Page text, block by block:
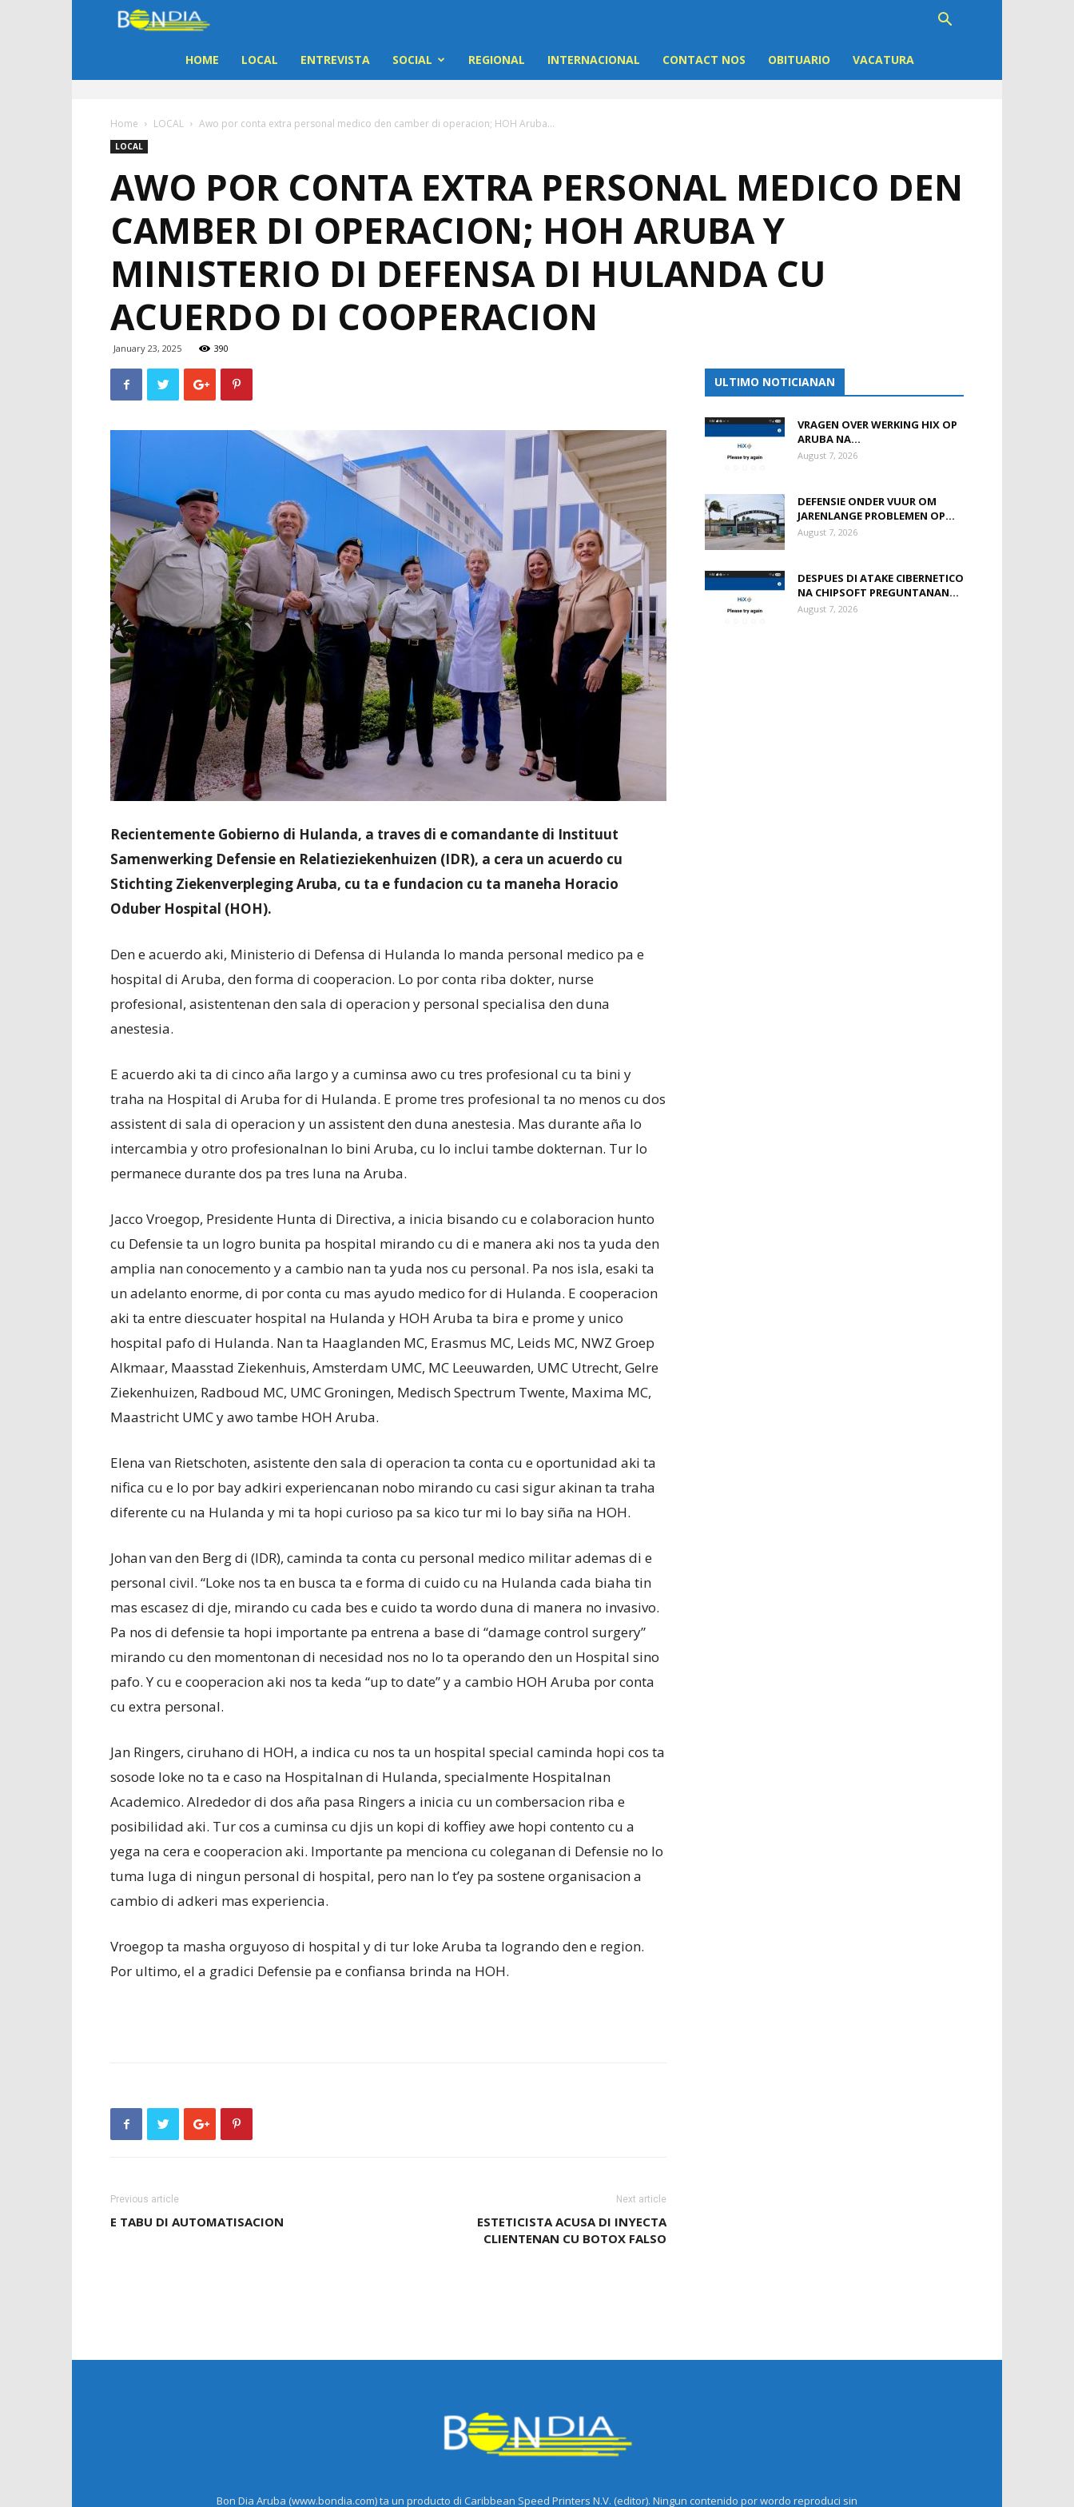
Dia
Noticia
di
Aruba
HOME LOCAL ENTREVISTA SOCIAL REGIONAL INTERNACIONAL CONTACT NOS OBITUARIO VACATURA
Home LOCAL Awo por conta extra personal medico den camber di operacion; HOH Aruba...
LOCAL
AWO POR CONTA EXTRA PERSONAL MEDICO DEN
CAMBER DI OPERACION; HOH ARUBA Y
MINISTERIO DI DEFENSA DI HULANDA CU
ACUERDO DI COOPERACION
January 23, 2025 390
Recientemente Gobierno di Hulanda, a traves di e comandante di Instituut
Samenwerking Defensie en Relatieziekenhuizen (IDR), a cera un acuerdo cu
Stichting Ziekenverpleging Aruba, cu ta e fundacion cu ta maneha Horacio
Oduber Hospital (HOH).
Den e acuerdo aki, Ministerio di Defensa di Hulanda lo manda personal medico pa e
hospital di Aruba, den forma di cooperacion. Lo por conta riba dokter, nurse
profesional, asistentenan den sala di operacion y personal specialisa den duna
anestesia.
E acuerdo aki ta di cinco aña largo y a cuminsa awo cu tres profesional cu ta bini y
traha na Hospital di Aruba for di Hulanda. E prome tres profesional ta no menos cu dos
assistent di sala di operacion y un assistent den duna anestesia. Mas durante aña lo
intercambia y otro profesionalnan lo bini Aruba, cu lo inclui tambe dokternan. Tur lo
permanece durante dos pa tres luna na Aruba.
Jacco Vroegop, Presidente Hunta di Directiva, a inicia bisando cu e colaboracion hunto
cu Defensie ta un logro bunita pa hospital mirando cu di e manera aki nos ta yuda den
amplia nan conocemento y a cambio nan ta yuda nos cu personal. Pa nos isla, esaki ta
un adelanto enorme, di por conta cu mas ayudo medico for di Hulanda. E cooperacion
aki ta entre diescuater hospital na Hulanda y HOH Aruba ta bira e prome y unico
hospital pafo di Hulanda. Nan ta Haaglanden MC, Erasmus MC, Leids MC, NWZ Groep
Alkmaar, Maasstad Ziekenhuis, Amsterdam UMC, MC Leeuwarden, UMC Utrecht, Gelre
Ziekenhuizen, Radboud MC, UMC Groningen, Medisch Spectrum Twente, Maxima MC,
Maastricht UMC y awo tambe HOH Aruba.
Elena van Rietschoten, asistente den sala di operacion ta conta cu e oportunidad aki ta
nifica cu e lo por bay adkiri experiencanan nobo mirando cu casi sigur akinan ta traha
diferente cu na Hulanda y mi ta hopi curioso pa sa kico tur mi lo bay siña na HOH.
Johan van den Berg di (IDR), caminda ta conta cu personal medico militar ademas di e
personal civil. “Loke nos ta en busca ta e forma di cuido cu na Hulanda cada biaha tin
mas escasez di dje, mirando cu cada bes e cuido ta wordo duna di manera no invasivo.
Pa nos di defensie ta hopi importante pa entrena a base di “damage control surgery”
mirando cu den momentonan di necesidad nos no lo ta operando den un Hospital sino
pafo. Y cu e cooperacion aki nos ta keda “up to date” y a cambio HOH Aruba por conta
cu extra personal.
Jan Ringers, ciruhano di HOH, a indica cu nos ta un hospital special caminda hopi cos ta
sosode loke no ta e caso na Hospitalnan di Hulanda, specialmente Hospitalnan
Academico. Alrededor di dos aña pasa Ringers a inicia cu un combersacion riba e
posibilidad aki. Tur cos a cuminsa cu djis un kopi di koffiey awe hopi contento cu a
yega na cera e cooperacion aki. Importante pa menciona cu coleganan di Defensie no lo
tuma luga di ningun personal di hospital, pero nan lo t’ey pa sostene organisacion a
cambio di adkeri mas experiencia.
Vroegop ta masha orguyoso di hospital y di tur loke Aruba ta logrando den e region.
Por ultimo, el a gradici Defensie pa e confiansa brinda na HOH.
Previous article
E TABU DI AUTOMATISACION
Next article
ESTETICISTA ACUSA DI INYECTA
CLIENTENAN CU BOTOX FALSO
ULTIMO NOTICIANAN
VRAGEN OVER WERKING HIX OP
ARUBA NA...
August 7, 2026
DEFENSIE ONDER VUUR OM
JARENLANGE PROBLEMEN OP...
August 7, 2026
DESPUES DI ATAKE CIBERNETICO
NA CHIPSOFT PREGUNTANAN...
August 7, 2026
Bon Dia Aruba (www.bondia.com) ta un producto di Caribbean Speed Printers N.V. (editor). Ningun contenido por wordo reproduci sin